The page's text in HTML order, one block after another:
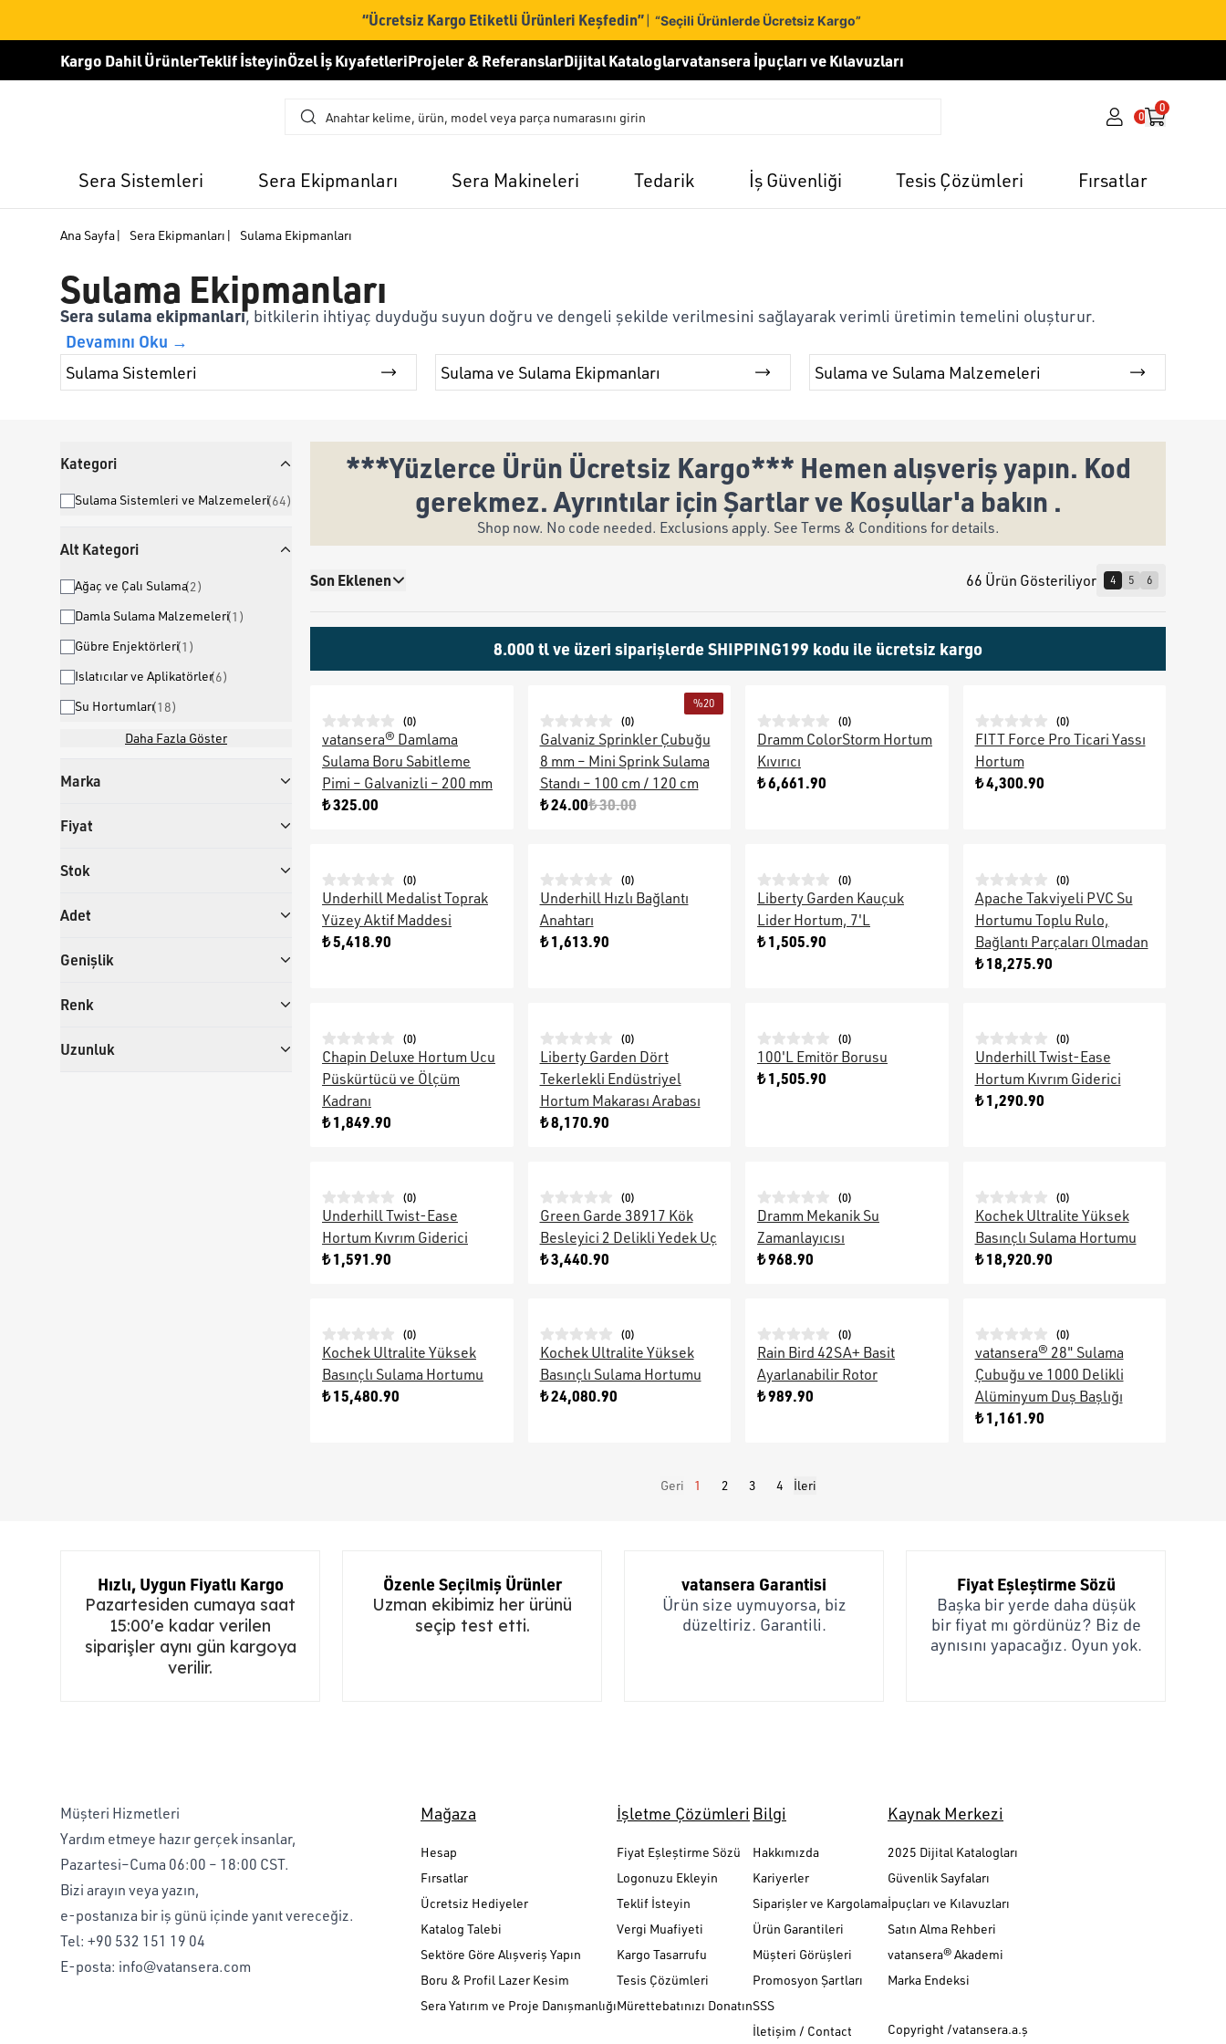
“Ücretsiz Kargo Etiketli Ürünleri Keşfedin”| “Seçili Ürünlerde Ücretsiz Kargo”
Kargo Dahil ÜrünlerTeklif İsteyinÖzel İş KıyafetleriProjeler & ReferanslarDijital Kataloglarvatansera İpuçları ve Kılavuzları
0
0
Sera Sistemleri Sera Ekipmanları Sera Makineleri Tedarik İş Güvenliği Tesis Çözümleri Fırsatlar
Ana Sayfa| Sera Ekipmanları | Sulama Ekipmanları
Sulama Ekipmanları
Sera sulama ekipmanları, bitkilerin ihtiyaç duyduğu suyun doğru ve dengeli şekilde verilmesini sağlayarak verimli üretimin temelini oluşturur.
Devamını Oku →
Sulama Sistemleri Sulama ve Sulama Ekipmanları Sulama ve Sulama Malzemeleri
Kategori
Sulama Sistemleri ve Malzemeleri(64)
Alt Kategori
Ağaç ve Çalı Sulama(2)
Damla Sulama Malzemeleri(1 )
Gübre Enjektörleri(1 )
Islatıcılar ve Aplikatörler(6)
Su Hortumları(18)
Daha Fazla Göster
Marka
Fiyat
Stok
Adet
Genişlik
Renk
Uzunluk
***Yüzlerce Ürün Ücretsiz Kargo*** Hemen alışveriş yapın. Kod
gerekmez. Ayrıntılar için Şartlar ve Koşullar'a bakın .
Shop now. No code needed. Exclusions apply. See Terms & Conditions for details.
Son Eklenen 66 Ürün Gösteriliyor 4 5 6
8.000 tl ve üzeri siparişlerde SHIPPING199 kodu ile ücretsiz kargo
(0)
vatansera® Damlama
Sulama Boru Sabitleme
Pimi – Galvanizli – 200 mm
₺ 325.00
%20
(0)
Galvaniz Sprinkler Çubuğu
8 mm – Mini Sprink Sulama
Standı – 100 cm / 120 cm
₺ 24.00₺ 30.00
(0)
Dramm ColorStorm Hortum
Kıvırıcı
₺ 6,661.90
(0)
FITT Force Pro Ticari Yassı
Hortum
₺ 4,300.90
(0)
Underhill Medalist Toprak
Yüzey Aktif Maddesi
₺ 5,418.90
(0)
Underhill Hızlı Bağlantı
Anahtarı
₺ 1,613.90
(0)
Liberty Garden Kauçuk
Lider Hortum, 7'L
₺ 1,505.90
(0)
Apache Takviyeli PVC Su
Hortumu Toplu Rulo,
Bağlantı Parçaları Olmadan
₺ 18,275.90
(0)
Chapin Deluxe Hortum Ucu
Püskürtücü ve Ölçüm
Kadranı
₺ 1,849.90
(0)
Liberty Garden Dört
Tekerlekli Endüstriyel
Hortum Makarası Arabası
₺ 8,170.90
(0)
100'L Emitör Borusu
₺ 1,505.90
(0)
Underhill Twist-Ease
Hortum Kıvrım Giderici
₺ 1,290.90
(0)
Underhill Twist-Ease
Hortum Kıvrım Giderici
₺ 1,591.90
(0)
Green Garde 38917 Kök
Besleyici 2 Delikli Yedek Uç
₺ 3,440.90
(0)
Dramm Mekanik Su
Zamanlayıcısı
₺ 968.90
(0)
Kochek Ultralite Yüksek
Basınçlı Sulama Hortumu
₺ 18,920.90
(0)
Kochek Ultralite Yüksek
Basınçlı Sulama Hortumu
₺ 15,480.90
(0)
Kochek Ultralite Yüksek
Basınçlı Sulama Hortumu
₺ 24,080.90
(0)
Rain Bird 42SA+ Basit
Ayarlanabilir Rotor
₺ 989.90
(0)
vatansera® 28" Sulama
Çubuğu ve 1000 Delikli
Alüminyum Duş Başlığı
₺ 1,161.90
Geri 1 2 3 4 İleri
Hızlı, Uygun Fiyatlı Kargo
Pazartesiden cumaya saat
15:00'e kadar verilen
siparişler aynı gün kargoya
verilir.
Özenle Seçilmiş Ürünler
Uzman ekibimiz her ürünü
seçip test etti.
vatansera Garantisi
Ürün size uymuyorsa, biz
düzeltiriz. Garantili.
Fiyat Eşleştirme Sözü
Başka bir yerde daha düşük
bir fiyat mı gördünüz? Biz de
aynısını yapacağız. Oyun yok.
Müşteri Hizmetleri
Yardım etmeye hazır gerçek insanlar,
Pazartesi–Cuma 06:00 – 18:00 CST.
Bizi arayın veya yazın,
e-postanıza bir iş günü içinde yanıt vereceğiz.
Tel: +90 532 151 19 04
E-posta: info@vatansera.com
Mağaza
Hesap
Fırsatlar
Ücretsiz Hediyeler
Katalog Talebi
Sektöre Göre Alışveriş Yapın
Boru & Profil Lazer Kesim
Sera Yatırım ve Proje Danışmanlığı
İşletme Çözümleri
Fiyat Eşleştirme Sözü
Logonuzu Ekleyin
Teklif İsteyin
Vergi Muafiyeti
Kargo Tasarrufu
Tesis Çözümleri
Mürettebatınızı Donatın
Bilgi
Hakkımızda
Kariyerler
Siparişler ve Kargolama
Ürün Garantileri
Müşteri Görüşleri
Promosyon Şartları
SSS
İletişim / Contact
Kaynak Merkezi
2025 Dijital Katalogları
Güvenlik Sayfaları
İpuçları ve Kılavuzları
Satın Alma Rehberi
vatansera® Akademi
Marka Endeksi
Copyright /vatansera.a.ş